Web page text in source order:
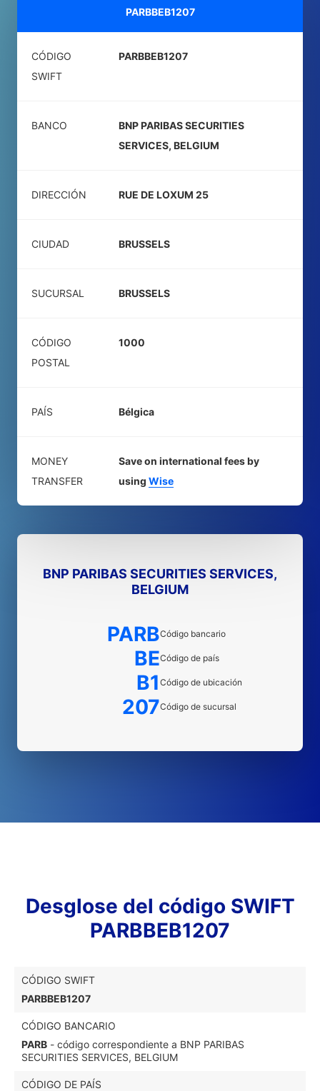
PARBBEB1207
CÓDIGO
SWIFT
PARBBEB1207
BANCO
BNP PARIBAS SECURITIES
SERVICES, BELGIUM
DIRECCIÓN RUE DE LOXUM 25
CIUDAD BRUSSELS
SUCURSAL BRUSSELS
CÓDIGO
POSTAL
1000
PAÍS Bélgica
MONEY
TRANSFER
Save on international fees by
using Wise
BNP PARIBAS SECURITIES SERVICES,
BELGIUM
PARBCódigo bancario
BECódigo de país
B1 Código de ubicación
207Código de sucursal
Desglose del código SWIFT
PARBBEB1207
CÓDIGO SWIFT
PARBBEB1207
CÓDIGO BANCARIO
PARB - código correspondiente a BNP PARIBAS
SECURITIES SERVICES, BELGIUM
CÓDIGO DE PAÍS